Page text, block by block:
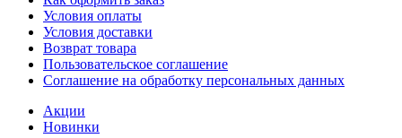
Условия оплаты
Условия доставки
Возврат товара
Пользовательское соглашение
Соглашение на обработку персональных данных
Акции
Новинки